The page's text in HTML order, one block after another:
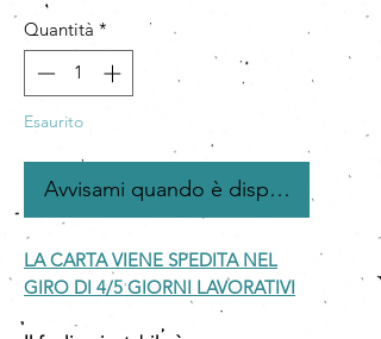
Quantità *
Esaurito
Avvisami quando è disponibile
LA CARTA VIENE SPEDITA NEL
GIRO DI 4/5 GIORNI LAVORATIVI